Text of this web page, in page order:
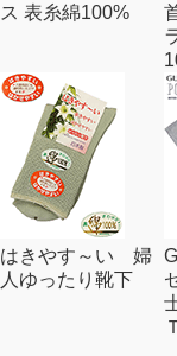
ス 表糸綿100%
はきやす～い 婦
人ゆったり靴下